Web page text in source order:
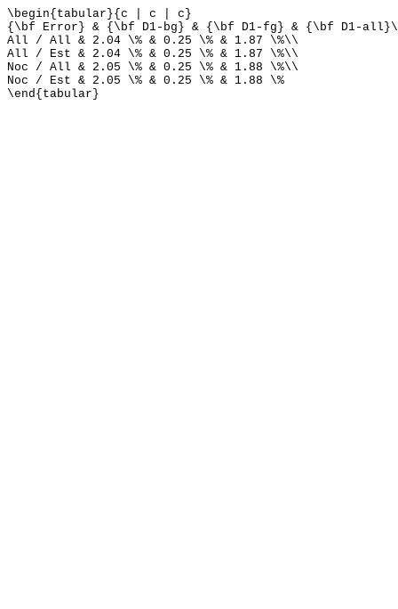
\begin{tabular}{c | c | c}
{\bf Error} & {\bf D1-bg} & {\bf D1-fg} & {\bf D1-
All / All & 2.04 \% & 0.25 \% & 1.87 \%\\
All / Est & 2.04 \% & 0.25 \% & 1.87 \%\\
Noc / All & 2.05 \% & 0.25 \% & 1.88 \%\\
Noc / Est & 2.05 \% & 0.25 \% & 1.88 \%
\end{tabular}